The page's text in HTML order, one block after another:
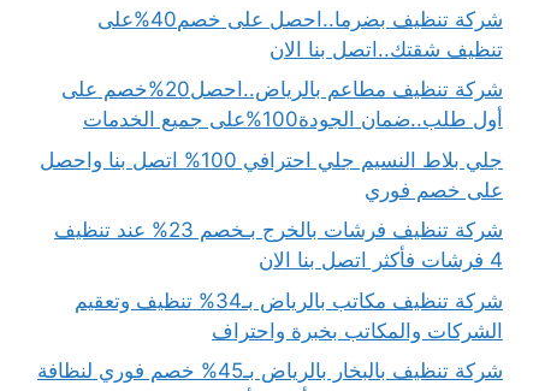
شركة تنظيف بضرما..احصل على خصم40%على
تنظيف شقتك..اتصل بنا الان
شركة تنظيف مطاعم بالرياض..احصل20%خصم على
أول طلب..ضمان الجودة100%على جميع الخدمات
جلي بلاط النسيم جلي احترافي 100% اتصل بنا واحصل
على خصم فوري
شركة تنظيف فرشات بالخرج بـخصم 23% عند تنظيف
4 فرشات فأكثر اتصل بنا الان
شركة تنظيف مكاتب بالرياض بـ34% تنظيف وتعقيم
الشركات والمكاتب بخبرة واحتراف
شركة تنظيف بالبخار بالرياض بـ45% خصم فوري لنظافة